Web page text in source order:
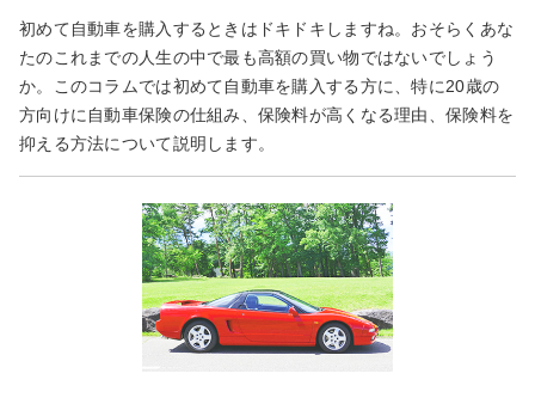
初めて自動車を購入するときはドキドキしますね。おそらくあな
たのこれまでの人生の中で最も高額の買い物ではないでしょう
か。このコラムでは初めて自動車を購入する方に、特に20歳の
方向けに自動車保険の仕組み、保険料が高くなる理由、保険料を
抑える方法について説明します。